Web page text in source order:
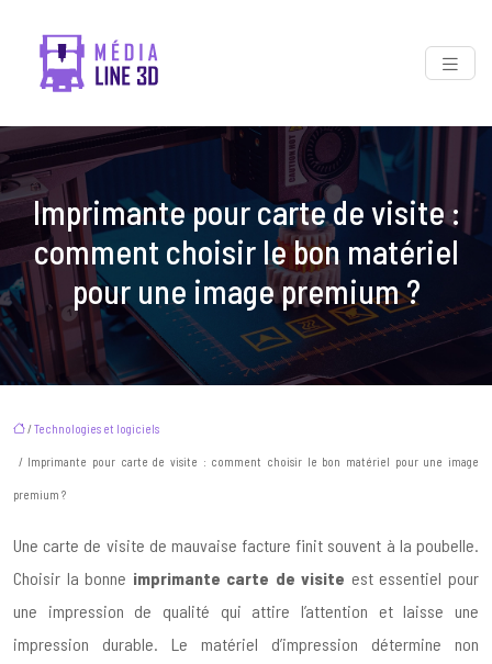
Imprimante pour carte de visite :
comment choisir le bon matériel
pour une image premium ?
/Technologies et logiciels
/ Imprimante pour carte de visite : comment choisir le bon matériel pour une image
premium ?
Une carte de visite de mauvaise facture finit souvent à la poubelle.
Choisir la bonne imprimante carte de visite est essentiel pour
une impression de qualité qui attire l’attention et laisse une
impression durable. Le matériel d’impression détermine non